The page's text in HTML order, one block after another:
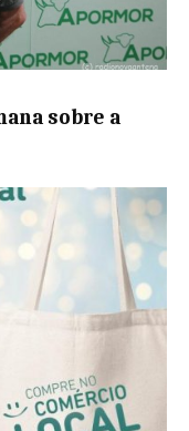
sobre a